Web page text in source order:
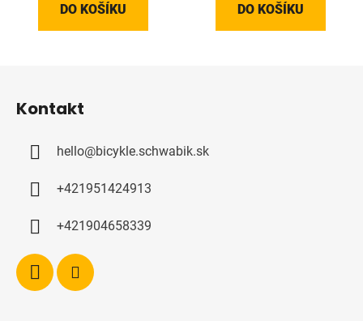
DO KOŠÍKU DO KOŠÍKU
Kontakt
hello@bicykle.schwabik.sk
+421951424913
+421904658339